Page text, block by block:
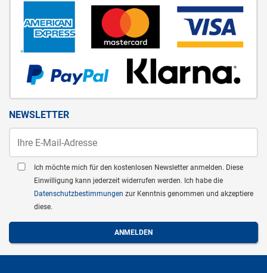
NEWSLETTER
Ich möchte mich für den kostenlosen Newsletter anmelden. Diese
Einwilligung kann jederzeit widerrufen werden. Ich habe die
Datenschutzbestimmungen zur Kenntnis genommen und akzeptiere
diese.